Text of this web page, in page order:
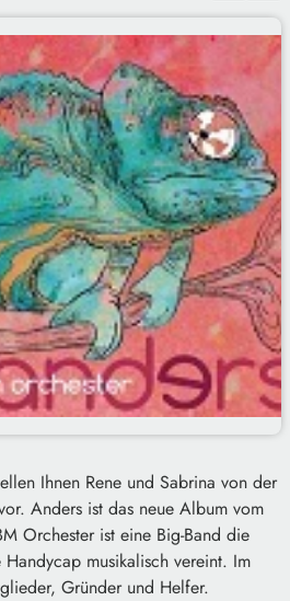
Ihnen Rene und Sabrina von der
Anders ist das neue Album vom
Orchester ist eine Big-Band die
musikalisch vereint. Im
Gründer und Helfer.